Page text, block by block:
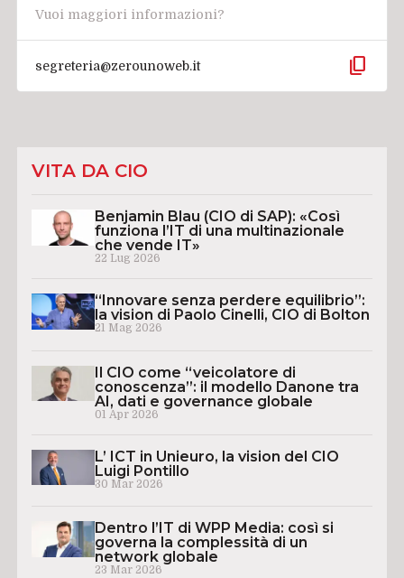
Vuoi maggiori informazioni?
segreteria@zerounoweb.it content_copy
VITA DA CIO
Benjamin Blau (CIO di SAP): «Così
funziona l’IT di una multinazionale
che vende IT»
22 Lug 2026
“Innovare senza perdere equilibrio”:
la vision di Paolo Cinelli, CIO di Bolton
21 Mag 2026
Il CIO come “veicolatore di
conoscenza”: il modello Danone tra
AI, dati e governance globale
01 Apr 2026
L’ ICT in Unieuro, la vision del CIO
Luigi Pontillo
30 Mar 2026
Dentro l’IT di WPP Media: così si
governa la complessità di un
network globale
23 Mar 2026